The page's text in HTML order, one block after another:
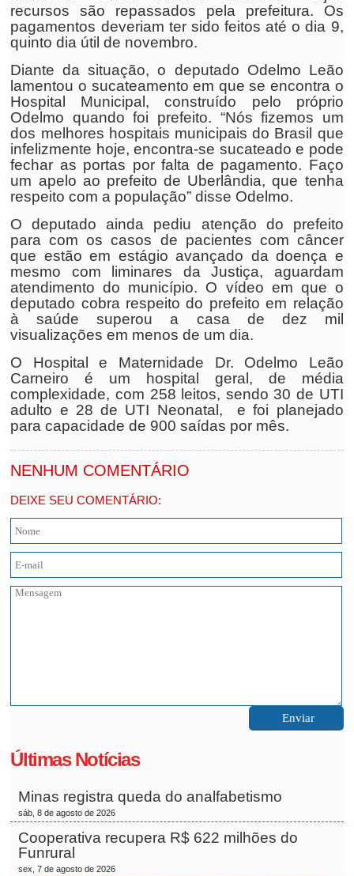
recursos são repassados pela prefeitura. Os
pagamentos deveriam ter sido feitos até o dia 9,
quinto dia útil de novembro.
Diante da situação, o deputado Odelmo Leão
lamentou o sucateamento em que se encontra o
Hospital Municipal, construído pelo próprio
Odelmo quando foi prefeito. “Nós fizemos um
dos melhores hospitais municipais do Brasil que
infelizmente hoje, encontra-se sucateado e pode
fechar as portas por falta de pagamento. Faço
um apelo ao prefeito de Uberlândia, que tenha
respeito com a população” disse Odelmo.
O deputado ainda pediu atenção do prefeito
para com os casos de pacientes com câncer
que estão em estágio avançado da doença e
mesmo com liminares da Justiça, aguardam
atendimento do município. O vídeo em que o
deputado cobra respeito do prefeito em relação
à saúde superou a casa de dez mil
visualizações em menos de um dia.
O Hospital e Maternidade Dr. Odelmo Leão
Carneiro é um hospital geral, de média
complexidade, com 258 leitos, sendo 30 de UTI
adulto e 28 de UTI Neonatal, e foi planejado
para capacidade de 900 saídas por mês.
NENHUM COMENTÁRIO
DEIXE SEU COMENTÁRIO:
Últimas Notícias
Minas registra queda do analfabetismo
sáb, 8 de agosto de 2026
Cooperativa recupera R$ 622 milhões do
Funrural
sex, 7 de agosto de 2026